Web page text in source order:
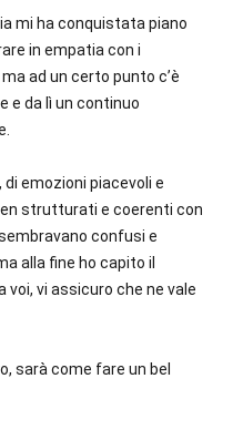
mi ha conquistata piano
in empatia con i
ad un certo punto c’è
e da lì un continuo
emozioni piacevoli e
strutturati e coerenti con
confusi e
alla fine ho capito il
voi, vi assicuro che ne vale
sarà come fare un bel